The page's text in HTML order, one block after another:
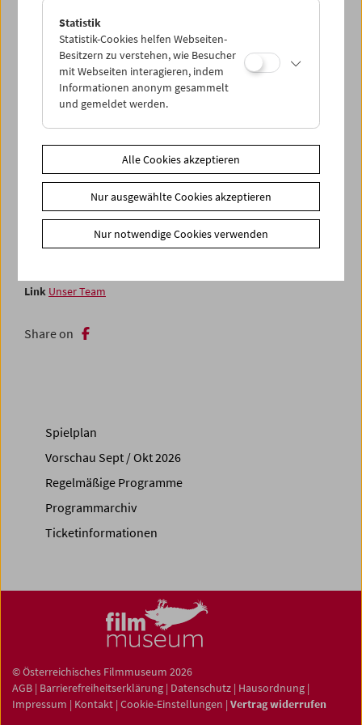
die Entwertung von Bildern durch ihre radikale
Manipulation noch nie so einfach war.
Feiern Sie mit uns das Ende der Spielzeit 2025/26 mit
einer fröhlich und unbeschwert zusammengestellten
Auswahl unserer innigsten Wünsche – und stoßen wir auf
die bevorstehende Sommerpause an, in Vorfreude auf die
neue Filmsaison im September. (Jurij Meden)
Sofern nicht anders angegeben, sind die Programmtexte
eine Gemeinschaftsarbeit.
In Anwesenheit der Filmemacher*innen
Zusätzliche Materialien
Link Unser Team
Share on
Spielplan
Vorschau Sept / Okt 2026
Regelmäßige Programme
Programmarchiv
Ticketinformationen
© Österreichisches Filmmuseum 2026
AGB | Barrierefreiheitserklärung | Datenschutz | Hausordnung |
Impressum | Kontakt | Cookie-Einstellungen | Vertrag widerrufen
Statistik
Statistik-Cookies helfen Webseiten-
Besitzern zu verstehen, wie Besucher
mit Webseiten interagieren, indem
Informationen anonym gesammelt
und gemeldet werden.
Alle Cookies akzeptieren
Nur ausgewählte Cookies akzeptieren
Nur notwendige Cookies verwenden